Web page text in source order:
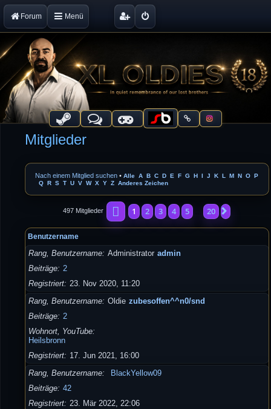
Forum Menü
Mitglieder
Nach einem Mitglied suchen •Alle A B C D E F G H I J K L M N O P
Q R S T U V W X Y Z Anderes Zeichen
497 Mitglieder Seite1von20
1 2 3 4 5 20
Benutzername
Rang, Benutzername Administrator admin
Beiträge 2
Registriert 23. Nov 2020, 11:20
Rang, Benutzername Oldie zubesoffen^^n0/snd
Beiträge 2
Wohnort, YouTube
Heilsbronn
Registriert
17. Jun 2021, 16:00
Rang, Benutzername
BlackYellow09
Beiträge 42
Registriert 23. Mär 2022, 22:06